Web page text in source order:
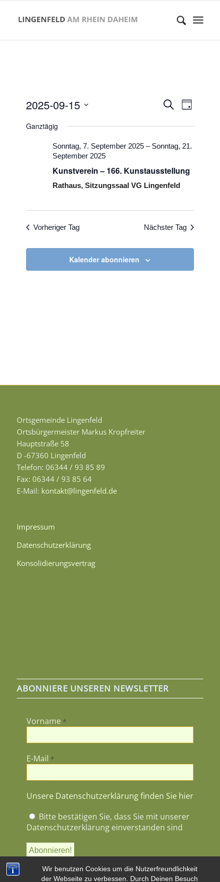
Wir benutzen Cookies um die Nutzerfreundlichkeit
der Webseite zu verbessen. Durch Deinen Besuch
Suche
Ansichten,
SucheTag
2025-09-15
wählen.
Ganztägig
Sonntag, 7. September 2025 – Sonntag, 21.
September 2025
Kunstverein – 166. Kunstausstellung
Rathaus, Sitzungssaal VG Lingenfeld
Vorheriger Tag Nächster Tag
Kalender abonnieren
Ortsgemeinde Lingenfeld
Ortsbürgermeister Markus Kropfreiter
Hauptstraße 58
D -67360 Lingenfeld
Telefon: 06344 / 93 85 89
Fax: 06344 / 93 85 64
E-Mail: kontakt@lingenfeld.de
Impressum
Datenschutzerklärung
Konsolidierungsvertrag
ABONNIERE UNSEREN NEWSLETTER
Vorname *
E-Mail *
Unsere Datenschutzerklärung finden Sie hier
Bitte bestätigen Sie, dass Sie mit unserer
Datenschutzerklärung einverstanden sind